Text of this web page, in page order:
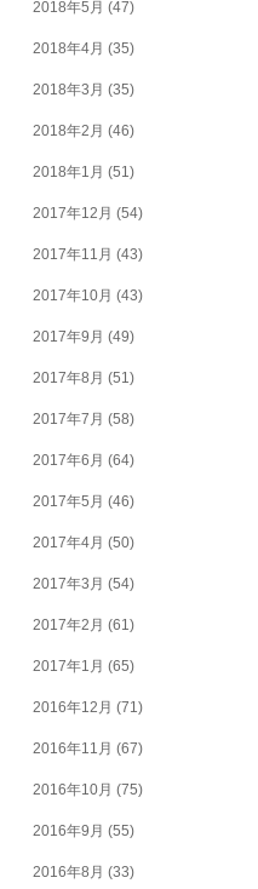
2018年5月 (47)
2018年4月 (35)
2018年3月 (35)
2018年2月 (46)
2018年1月 (51)
2017年12月 (54)
2017年11月 (43)
2017年10月 (43)
2017年9月 (49)
2017年8月 (51)
2017年7月 (58)
2017年6月 (64)
2017年5月 (46)
2017年4月 (50)
2017年3月 (54)
2017年2月 (61)
2017年1月 (65)
2016年12月 (71)
2016年11月 (67)
2016年10月 (75)
2016年9月 (55)
2016年8月 (33)